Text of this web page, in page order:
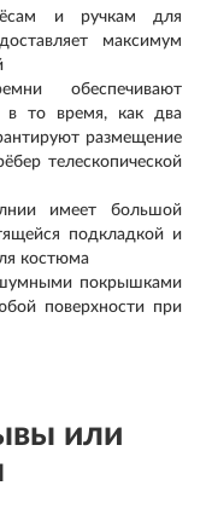
и ручкам для
максимум
обеспечивают
в то время, как два
размещение
телескопической
имеет большой
подкладкой и
костюма
покрышками
поверхности при
или